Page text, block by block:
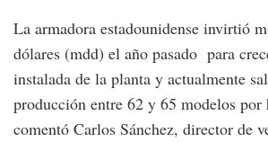
La armadora estadounidense invirtió
dólares (mdd) el año pasado para
instalada de la planta y actualmente
producción entre 62 y 65 modelos por
comentó Carlos Sánchez, director de